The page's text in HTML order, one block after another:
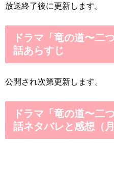
放送終了後に更新します。
ドラマ「竜の道〜二
話あらすじ
公開され次第更新します。
ドラマ「竜の道〜二
話ネタバレと感想（